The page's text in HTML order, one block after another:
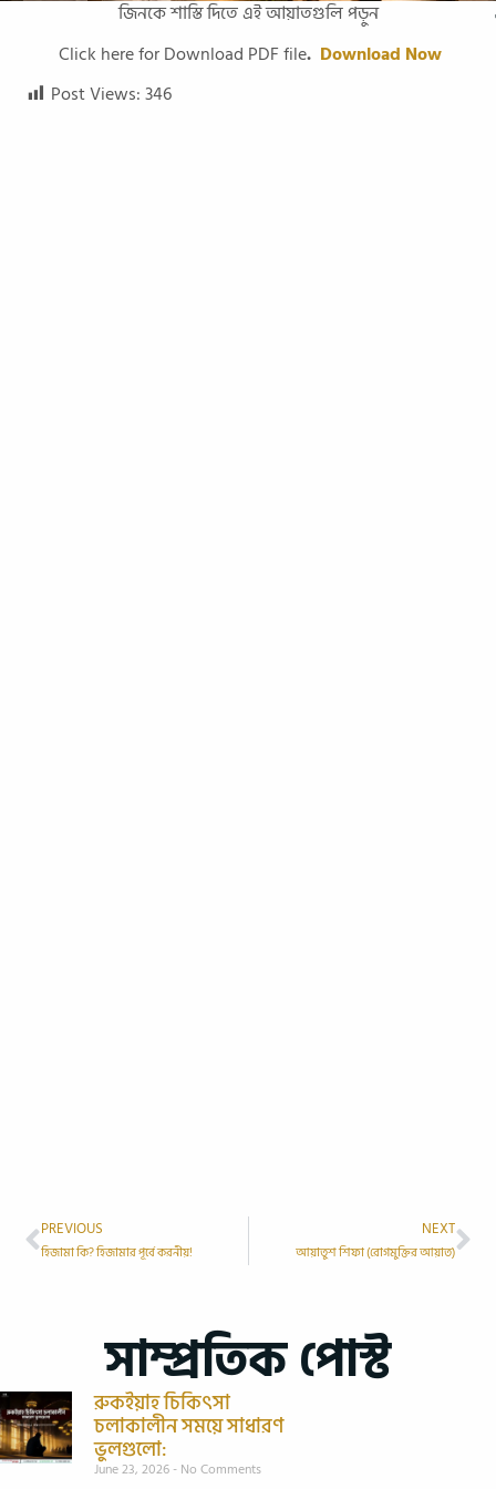
জিনকে শাস্তি দিতে এই আয়াতগুলি পড়ুন
Click here for Download PDF file. Download Now
Post Views: 346
PREVIOUS
হিজামা কি? হিজামার পূর্বে করনীয়!
NEXT
আয়াতুশ শিফা (রোগমুক্তির আয়াত)
সাম্প্রতিক পোস্ট
রুকইয়াহ চিকিৎসা
চলাকালীন সময়ে সাধারণ
ভুলগুলো:
June 23, 2026 No Comments